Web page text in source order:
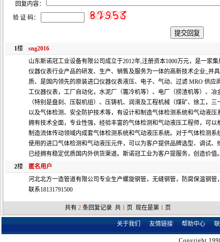
回复内容：
验 证 码：
1楼
sng2016
山东斯诺冠工业设备有限公司成立于2012年,注册资本1000万元，是一家
仪器仪表行业产品的研发、生产、销售及服务为一体的高新技术企业;,并
质、是国内领先的原装进口仪器仪表液压、电子、气动、过滤 MRO 供应
工仪器仪表，工厂自动化，水泥厂（篦冷机等）、电厂（捞渣机等）、冶
（特别是盘刹、压裂机组）、压铸机、润滑及工程机械（煤矿、徐工，
以及气体检测、安全防护技术等，有设计和制造气体检测系统和气动液压
拥有技术全面，专业性强，经验丰富的气体检测和气动液压工程师，可以
制造流体传动领域内成套气体检测系统和气动液压系统。对于气体检测系
使用的进口气体检测和气动液压元件，可以为客户提供品牌选型、调试、
已经拥有稳定优质国内外供货渠道。斯诺冠工业为客户提服务，创造价值
2楼
匿名用户
河北北方一造管道有限公司专业生产螺旋钢管，无缝钢管，防腐保温钢管
联系18131791500
共有 2 条回复记录 共 1 页 现在是第 1 页
关于我们 ┈ 友情链接 ┈ 帮助中心 ┈
Copyright